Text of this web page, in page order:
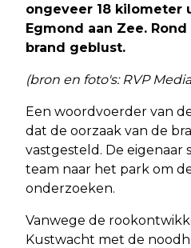
ongeveer 18 kilometer
Egmond aan Zee.
brand geblust.
(bron en foto's: RVP
Een woordvoerder van
dat de oorzaak van de
vastgesteld. De eigenaar
team naar het park om
onderzoeken.
Vanwege de
Kustwacht met de